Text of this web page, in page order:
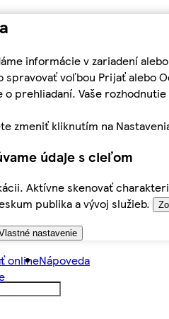
informácie v zariadení
spravovať voľbou Prijať alebo
prehliadaní. Vaše
zmeniť kliknutím na
údaje s cieľom
Aktívne skenovať
publika a vývoj služieb.
nastavenie
onlineNápoveda